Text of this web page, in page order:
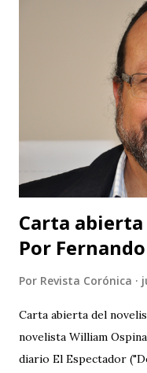
festival, ¿no hay en
organizar un evento de
en publicidad y grandes
intención de traer
público de un modo
gente que ha tenido
tenido no son tan
que no se crea que...
Carta
Por
Por Revista Corónica
Carta abierta del
novelista William
diario El Espectador